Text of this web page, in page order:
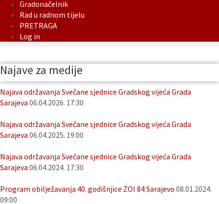
Gradonačelnik
Rad u radnom tijelu
PRETRAGA
Log in
Najave za medije
Najava održavanja Svečane sjednice Gradskog vijeća Grada
Sarajeva 06.04.2026. 17:30
Najava održavanja Svečane sjednice Gradskog vijeća Grada
Sarajeva 06.04.2025. 19:00
Najava održavanja Svečane sjednice Gradskog vijeća Grada
Sarajeva 06.04.2024. 17:30
Program obilježavanja 40. godišnjice ZOI 84 Sarajevo 08.01.2024.
09:00